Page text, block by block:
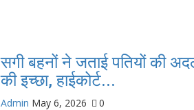
सगी बहनों ने जताई पतियों की
की इच्छा, हाईकोर्ट...
Admin May 6, 2026
0